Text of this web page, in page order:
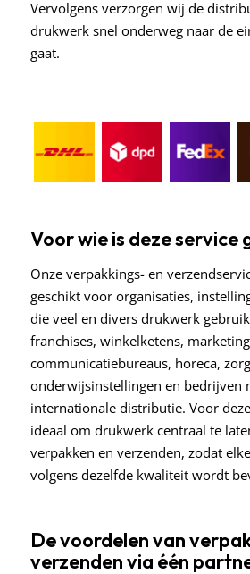
Vervolgens verzorgen wij de
drukwerk snel onderweg naar de
gaat.
Voor wie is deze service
Onze verpakkings- en
geschikt voor organisaties,
die veel en divers drukwerk
franchises, winkelketens,
communicatiebureaus, horeca,
onderwijsinstellingen en bedrijven
internationale distributie. Voor
ideaal om drukwerk centraal te
verpakken en verzenden, zodat
volgens dezelfde kwaliteit wordt
De voordelen van
verzenden via één